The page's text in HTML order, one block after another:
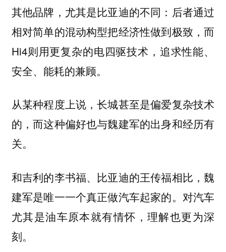
其他品牌，尤其是比亚迪的不同：后者通过
相对简单的混动构型把经济性做到极致，而
Hi4则用更复杂的电四驱技术，追求性能、
安全、能耗的兼顾。
从某种程度上说，长城甚至是偏爱复杂技术
的，而这种偏好也与魏建军的出身和经历有
关。
和吉利的李书福、比亚迪的王传福相比，魏
建军是唯一一个真正做汽车起家的。对汽车
尤其是油车原本就有情怀，理解也更为深
刻。